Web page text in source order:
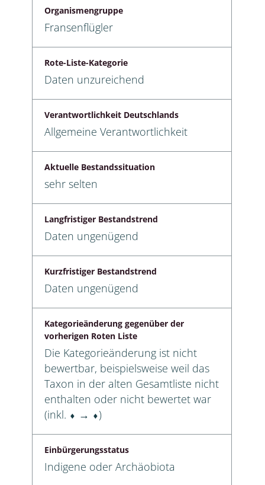
Organismengruppe
Fransenflügler
Rote-Liste-Kategorie
Daten unzureichend
Verantwortlichkeit Deutschlands
Allgemeine Verantwortlichkeit
Aktuelle Bestandssituation
sehr selten
Langfristiger Bestandstrend
Daten ungenügend
Kurzfristiger Bestandstrend
Daten ungenügend
Kategorieänderung gegenüber der
vorherigen Roten Liste
Die Kategorieänderung ist nicht
bewertbar, beispielsweise weil das
Taxon in der alten Gesamtliste nicht
enthalten oder nicht bewertet war
(inkl. ⬧ → ⬧)
Einbürgerungsstatus
Indigene oder Archäobiota